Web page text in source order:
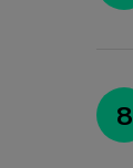
8